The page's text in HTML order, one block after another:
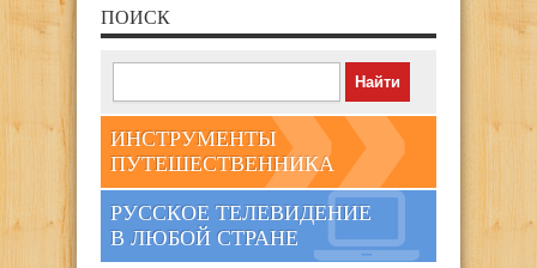
ПОИСК
ИНСТРУМЕНТЫ
ПУТЕШЕСТВЕННИКА
РУССКОЕ ТЕЛЕВИДЕНИЕ
В ЛЮБОЙ СТРАНЕ